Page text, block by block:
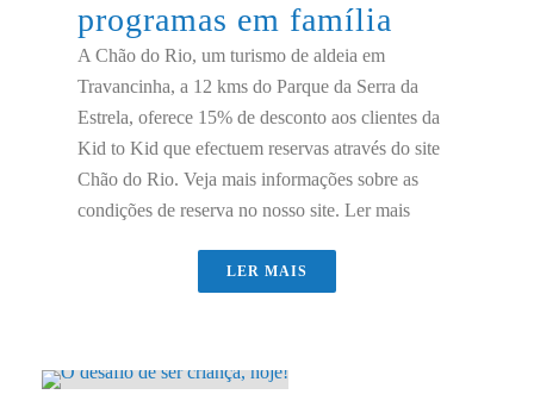
programas em família
A Chão do Rio, um turismo de aldeia em
Travancinha, a 12 kms do Parque da Serra da
Estrela, oferece 15% de desconto aos clientes da
Kid to Kid que efectuem reservas através do site
Chão do Rio. Veja mais informações sobre as
condições de reserva no nosso site. Ler mais
LER MAIS